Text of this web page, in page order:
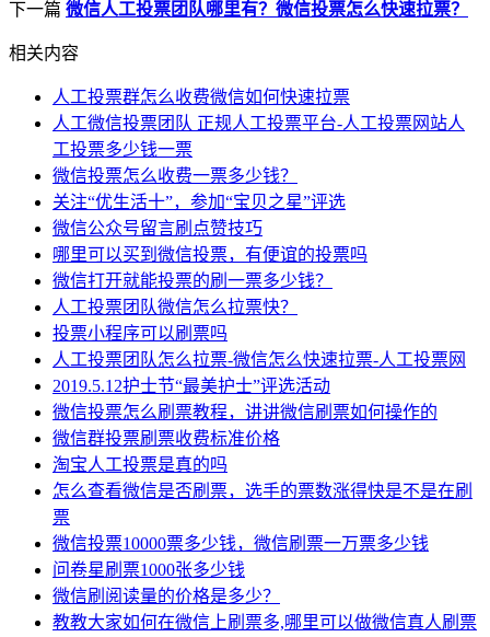
下一篇 微信人工投票团队哪里有？微信投票怎么快速拉票？
相关内容
人工投票群怎么收费微信如何快速拉票
人工微信投票团队 正规人工投票平台-人工投票网站人
工投票多少钱一票
微信投票怎么收费一票多少钱？
关注“优生活十”，参加“宝贝之星”评选
微信公众号留言刷点赞技巧
哪里可以买到微信投票，有便谊的投票吗
微信打开就能投票的刷一票多少钱？
人工投票团队微信怎么拉票快？
投票小程序可以刷票吗
人工投票团队怎么拉票-微信怎么快速拉票-人工投票网
2019.5.12护士节“最美护士”评选活动
微信投票怎么刷票教程，讲讲微信刷票如何操作的
微信群投票刷票收费标准价格
淘宝人工投票是真的吗
怎么查看微信是否刷票，选手的票数涨得快是不是在刷
票
微信投票10000票多少钱，微信刷票一万票多少钱
问卷星刷票1000张多少钱
微信刷阅读量的价格是多少？
教教大家如何在微信上刷票多,哪里可以做微信真人刷票